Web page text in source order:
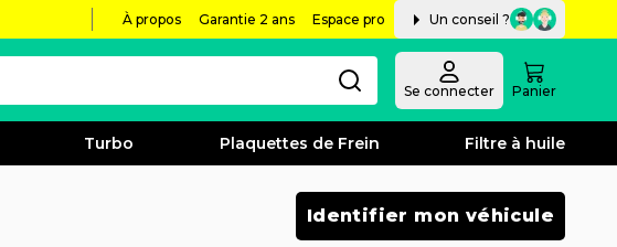
À propos Garantie 2 ans Espace pro Un conseil ?
Se connecter Panier
Turbo Plaquettes de Frein Filtre à huile
Identifier mon véhicule